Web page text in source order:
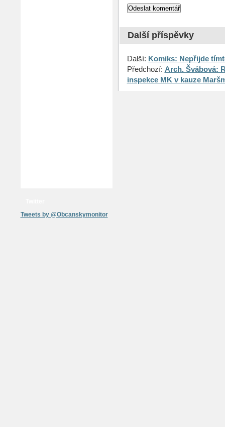
Tweets by @Obcanskymonitor
Další příspěvky
Další: Komiks: Nepřijde
Předchozí: Arch. Švábová:
inspekce MK v kauze